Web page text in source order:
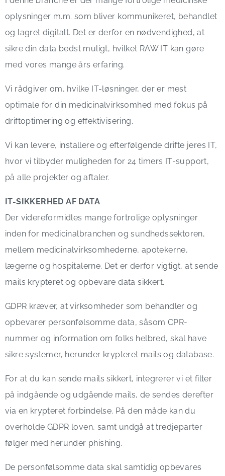
oplysninger m.m. som bliver kommunikeret, behandlet
og lagret digitalt. Det er derfor en nødvendighed, at
sikre din data bedst muligt, hvilket RAW IT kan gøre
med vores mange års erfaring.
Vi rådgiver om, hvilke IT-løsninger, der er mest
optimale for din medicinalvirksomhed med fokus på
driftoptimering og effektivisering.
Vi kan levere, installere og efterfølgende drifte jeres IT,
hvor vi tilbyder muligheden for 24 timers IT-support,
på alle projekter og aftaler.
IT-SIKKERHED AF DATA
Der videreformidles mange fortrolige oplysninger
inden for medicinalbranchen og sundhedssektoren,
mellem medicinalvirksomhederne, apotekerne,
lægerne og hospitalerne. Det er derfor vigtigt, at sende
mails krypteret og opbevare data sikkert.
GDPR kræver, at virksomheder som behandler og
opbevarer personfølsomme data, såsom CPR-
nummer og information om folks helbred, skal have
sikre systemer, herunder krypteret mails og database.
For at du kan sende mails sikkert, integrerer vi et filter
på indgående og udgående mails, de sendes derefter
via en krypteret forbindelse. På den måde kan du
overholde GDPR loven, samt undgå at tredjeparter
følger med herunder phishing.
De personfølsomme data skal samtidig opbevares